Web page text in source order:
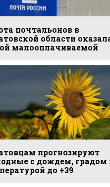
почтальонов в
области
малооплачиваемой
прогнозируют
с дождем, градом
до +39